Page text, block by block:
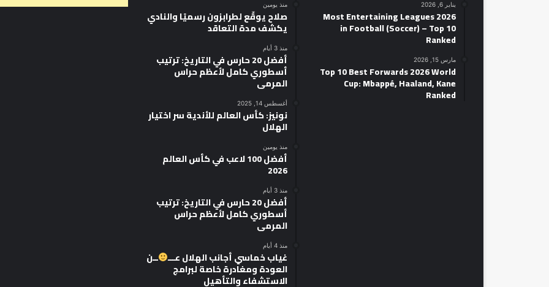
يناير 6, 2026
2026 Most Entertaining Leagues
in Football (Soccer) – Top 10
Ranked
مارس 15, 2026
Top 10 Best Forwards 2026 World
Cup: Mbappé, Haaland, Kane
Ranked
منذ يومين
صلاح يوقّع لطرابزون رسميًا والنادي
يكشف مدة التعاقد
منذ 3 أيام
أفضل 20 حارس في التاريخ: ترتيب
أسطوري كامل لأعظم حراس
المرمى
أغسطس 14, 2025
نونيز: كأس العالم للأندية سر اختيار
الهلال
منذ يومين
أفضل 100 لاعب في كأس العالم
2026
منذ 3 أيام
أفضل 20 حارس في التاريخ: ترتيب
أسطوري كامل لأعظم حراس
المرمى
منذ 4 أيام
غياب خماسي أجانب الهلال عـــ ــن
العودة ومغادرة خاصة لبرامج
الاستشفاء والتأهيل